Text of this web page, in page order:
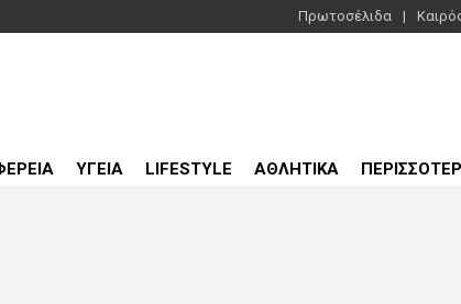
Πρωτοσέλιδα
ΥΓΕΙΑ LIFESTYLE ΑΘΛΗΤΙΚΑ